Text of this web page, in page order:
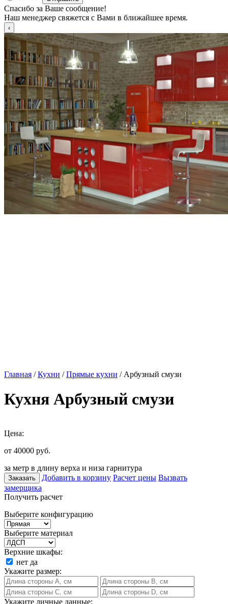
Спасибо за Ваше сообщение!
Наш менеджер свяжется с Вами в ближайшее время.
Главная /Кухни /Прямые кухни / Арбузный смузи
Кухня Арбузный смузи
Цена:
от 40000 руб.
за метр в длину верха и низа гарнитура
Заказать Добавить в корзину Расчет цены Вызвать
замерщика
Получить расчет
Выберите конфигурацию
Выберите материал
Верхние шкафы:
нет да
Укажите размер:
Укажите личные данные: